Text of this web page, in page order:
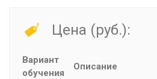
Цена (руб.):
Вариант
обучения
Описание